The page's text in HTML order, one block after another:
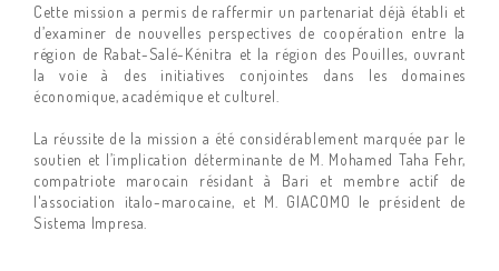
Cette mission a permis de raffermir un partenariat déjà établi et
d’examiner de nouvelles perspectives de coopération entre la
région de Rabat-Salé-Kénitra et la région des Pouilles, ouvrant
la voie à des initiatives conjointes dans les domaines
économique, académique et culturel.
La réussite de la mission a été considérablement marquée par le
soutien et l’implication déterminante de M. Mohamed Taha Fehr,
compatriote marocain résidant à Bari et membre actif de
l'association italo-marocaine, et M. GIACOMO le président de
Sistema Impresa.